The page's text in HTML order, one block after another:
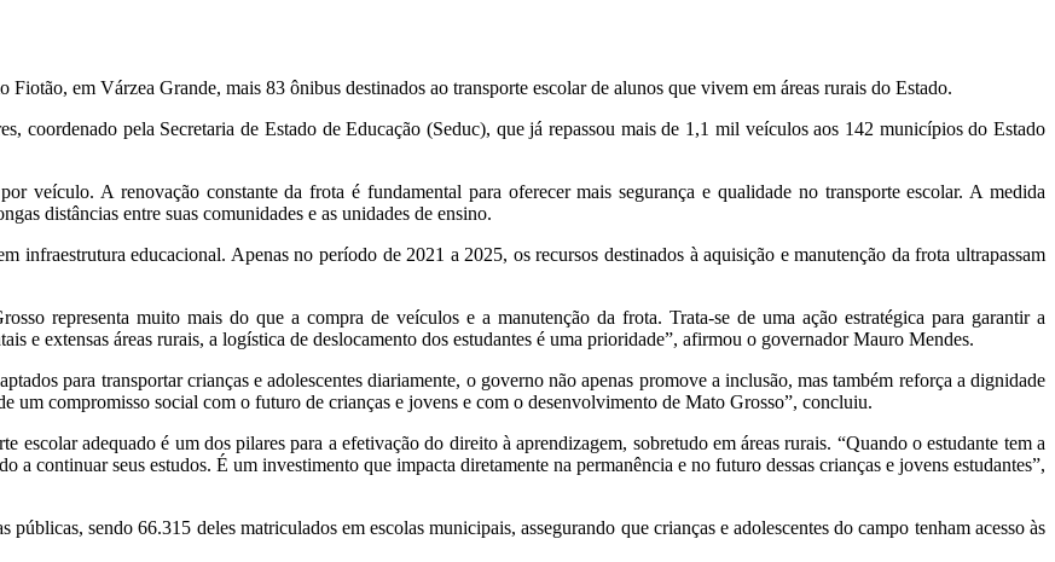
em Várzea Grande, mais 83 ônibus destinados ao transporte escolar de alunos que vivem em áreas rurais do Estado.
coordenado pela Secretaria de Estado de Educação (Seduc), que já repassou mais de 1,1 mil veículos aos 142 municípios do Estado
veículo. A renovação constante da frota é fundamental para oferecer mais segurança e qualidade no transporte escolar. A medida
distâncias entre suas comunidades e as unidades de ensino.
infraestrutura educacional. Apenas no período de 2021 a 2025, os recursos destinados à aquisição e manutenção da frota ultrapassam
representa muito mais do que a compra de veículos e a manutenção da frota. Trata-se de uma ação estratégica para garantir a
e extensas áreas rurais, a logística de deslocamento dos estudantes é uma prioridade”, afirmou o governador Mauro Mendes.
para transportar crianças e adolescentes diariamente, o governo não apenas promove a inclusão, mas também reforça a dignidade
um compromisso social com o futuro de crianças e jovens e com o desenvolvimento de Mato Grosso”, concluiu.
escolar adequado é um dos pilares para a efetivação do direito à aprendizagem, sobretudo em áreas rurais. “Quando o estudante tem a
a continuar seus estudos. É um investimento que impacta diretamente na permanência e no futuro dessas crianças e jovens estudantes”,
sendo 66.315 deles matriculados em escolas municipais, assegurando que crianças e adolescentes do campo tenham acesso às